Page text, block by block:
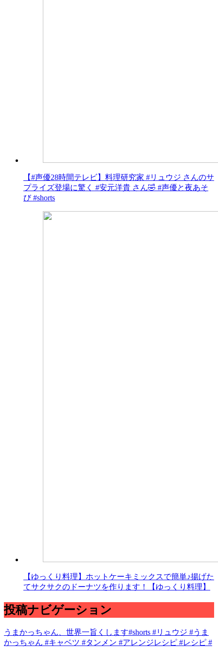
【#声優28時間テレビ】料理研究家 #リュウジ さんのサ
プライズ登場に驚く #安元洋貴 さん🤣 #声優と夜あそ
び #shorts
【ゆっくり料理】ホットケーキミックスで簡単♪揚げた
てサクサクのドーナツを作ります！【ゆっくり料理】
投稿ナビゲーション
うまかっちゃん、世界一旨くします#shorts #リュウジ #うま
かっちゃん #キャベツ #タンメン #アレンジレシピ #レシピ #